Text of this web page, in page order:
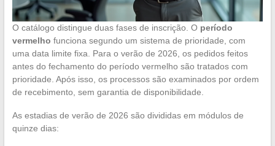
O catálogo distingue duas fases de inscrição. O período
vermelho funciona segundo um sistema de prioridade, com
uma data limite fixa. Para o verão de 2026, os pedidos feitos
antes do fechamento do período vermelho são tratados com
prioridade. Após isso, os processos são examinados por ordem
de recebimento, sem garantia de disponibilidade.
As estadias de verão de 2026 são divididas em módulos de
quinze dias: